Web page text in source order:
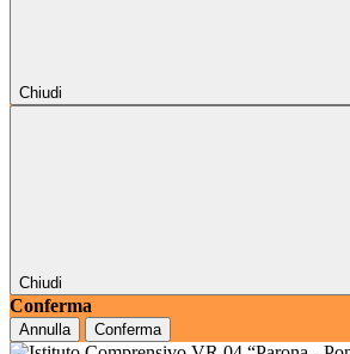
Chiudi
Chiudi
Conferma
Annulla Conferma